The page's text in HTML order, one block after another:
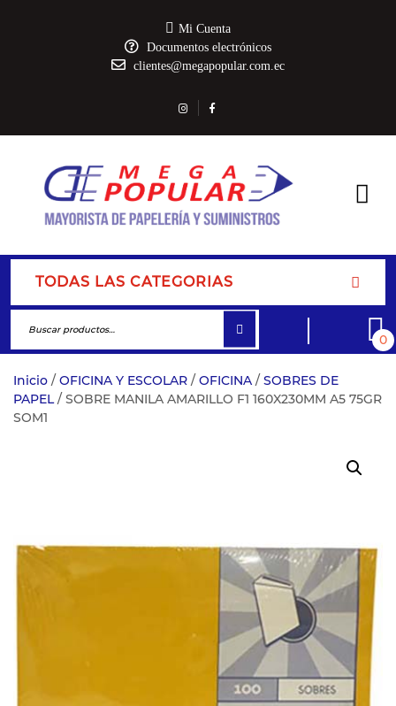
Mi Cuenta
Documentos electrónicos
clientes@megapopular.com.ec
TODAS LAS CATEGORIAS
0
Inicio / OFICINA Y ESCOLAR / OFICINA / SOBRES DE
PAPEL/ SOBRE MANILA AMARILLO F1 160X230MM A5 75GR
SOM1